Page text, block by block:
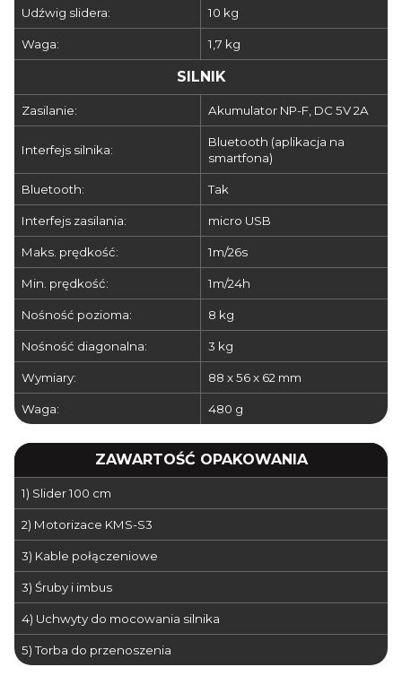
Udźwig slidera: 10 kg
Waga: 1,7 kg
SILNIK
Zasilanie: Akumulator NP-F, DC 5V 2A
Interfejs silnika:
Bluetooth (aplikacja na
smartfona)
Bluetooth: Tak
Interfejs zasilania: micro USB
Maks. prędkość: 1m/26s
Min. prędkość: 1m/24h
Nośność pozioma: 8 kg
Nośność diagonalna: 3 kg
Wymiary: 88 x 56 x 62 mm
Waga: 480 g
ZAWARTOŚĆ OPAKOWANIA
1) Slider 100 cm
2) Motorizace KMS-S3
3) Kable połączeniowe
3) Śruby i imbus
4) Uchwyty do mocowania silnika
5) Torba do przenoszenia